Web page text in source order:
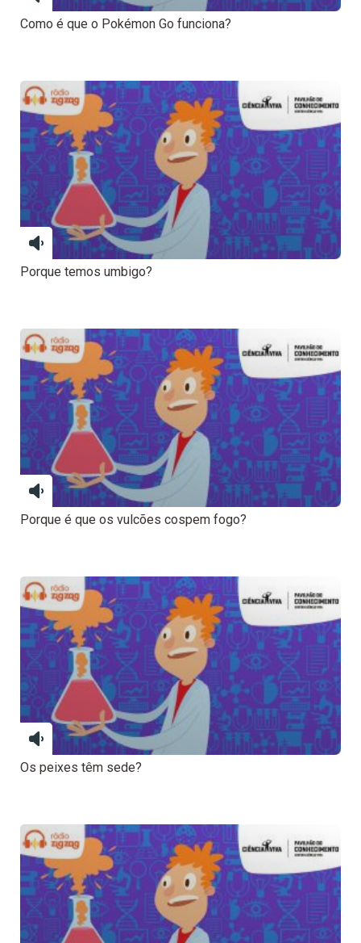
Como é que o Pokémon Go funciona?
Porque temos umbigo?
Porque é que os vulcões cospem fogo?
Os peixes têm sede?